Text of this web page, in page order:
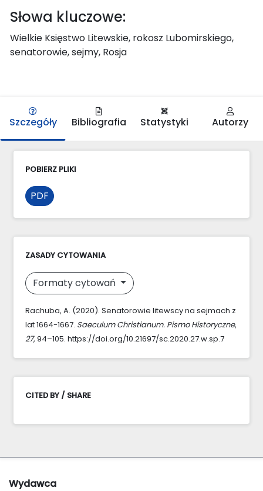
Słowa kluczowe:
Wielkie Księstwo Litewskie, rokosz Lubomirskiego,
senatorowie, sejmy, Rosja
Szczegóły Bibliografia Statystyki Autorzy
POBIERZ PLIKI
PDF
ZASADY CYTOWANIA
Formaty cytowań
Rachuba, A. (2020). Senatorowie litewscy na sejmach z
lat 1664-1667. Saeculum Christianum. Pismo Historyczne,
27, 94–105. https://doi.org/10.21697/sc.2020.27.w.sp.7
CITED BY / SHARE
Wydawca